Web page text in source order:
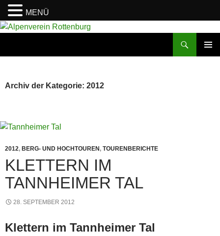
Zum
Archiv der Kategorie: 2012
2012, BERG- UND HOCHTOUREN, TOURENBERICHTE
KLETTERN IM
TANNHEIMER TAL
28. SEPTEMBER 2012
Klettern im Tannheimer Tal
MENÜ